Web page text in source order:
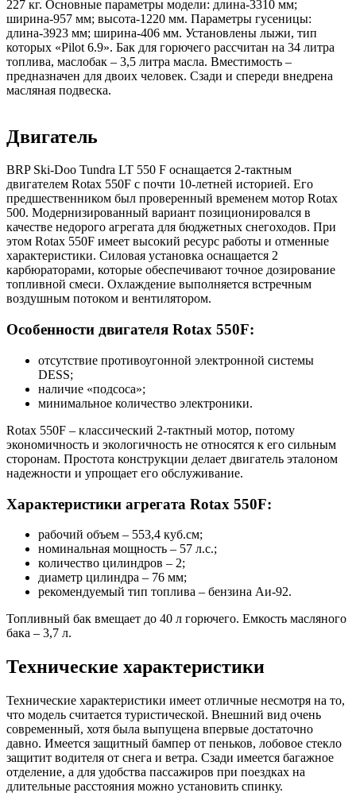
227 кг. Основные параметры модели: длина-3310 мм;
ширина-957 мм; высота-1220 мм. Параметры гусеницы:
длина-3923 мм; ширина-406 мм. Установлены лыжи, тип
которых «Pilot 6.9». Бак для горючего рассчитан на 34 литра
топлива, маслобак – 3,5 литра масла. Вместимость –
предназначен для двоих человек. Сзади и спереди внедрена
масляная подвеска.
Двигатель
BRP Ski-Doo Tundra LT 550 F оснащается 2-тактным
двигателем Rotax 550F с почти 10-летней историей. Его
предшественником был проверенный временем мотор Rotax
500. Модернизированный вариант позиционировался в
качестве недорого агрегата для бюджетных снегоходов. При
этом Rotax 550F имеет высокий ресурс работы и отменные
характеристики. Силовая установка оснащается 2
карбюраторами, которые обеспечивают точное дозирование
топливной смеси. Охлаждение выполняется встречным
воздушным потоком и вентилятором.
Особенности двигателя Rotax 550F:
отсутствие противоугонной электронной системы
DESS;
наличие «подсоса»;
минимальное количество электроники.
Rotax 550F – классический 2-тактный мотор, потому
экономичность и экологичность не относятся к его сильным
сторонам. Простота конструкции делает двигатель эталоном
надежности и упрощает его обслуживание.
Характеристики агрегата Rotax 550F:
рабочий объем – 553,4 куб.см;
номинальная мощность – 57 л.с.;
количество цилиндров – 2;
диаметр цилиндра – 76 мм;
рекомендуемый тип топлива – бензина Аи-92.
Топливный бак вмещает до 40 л горючего. Емкость масляного
бака – 3,7 л.
Технические характеристики
Технические характеристики имеет отличные несмотря на то,
что модель считается туристической. Внешний вид очень
современный, хотя была выпущена впервые достаточно
давно. Имеется защитный бампер от пеньков, лобовое стекло
защитит водителя от снега и ветра. Сзади имеется багажное
отделение, а для удобства пассажиров при поездках на
длительные расстояния можно установить спинку.